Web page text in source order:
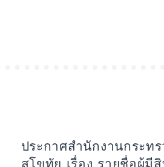
ประกาศสำนักงานกระท
สุโขทัย เรื่อง รายชื่อผู้มี